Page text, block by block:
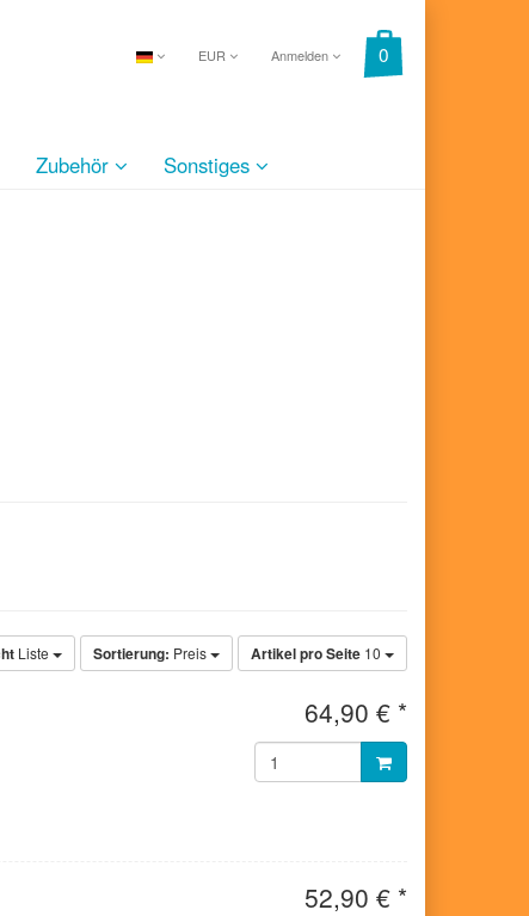
EUR Anmelden
Zubehör Sonstiges
Liste Sortierung: Preis Artikel pro Seite 10
64,90 € *
52,90 € *